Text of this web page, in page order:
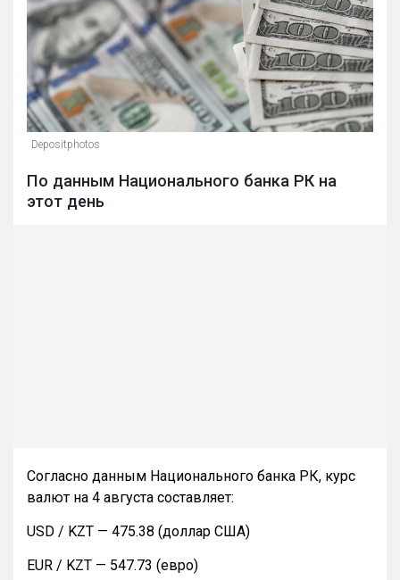
Depositphotos
По данным Национального банка РК на
этот день
Согласно данным Национального банка РК, курс
валют на 4 августа составляет:
USD / KZT — 475.38 (доллар США)
EUR / KZT — 547.73 (евро)